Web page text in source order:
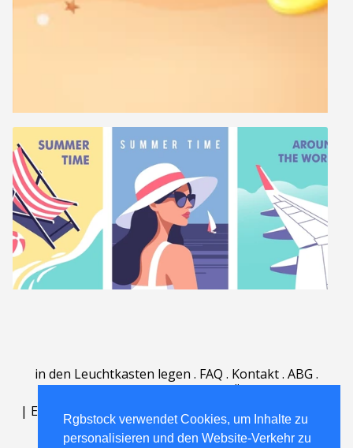
Rgbstock verwendet Cookies, um Inhalte zu
personalisieren und den Website-Verkehr zu
in den Leuchtkasten legen . FAQ . Kontakt. ABG .
| English | Deutsch Español | Polski | Português
Nederlands|